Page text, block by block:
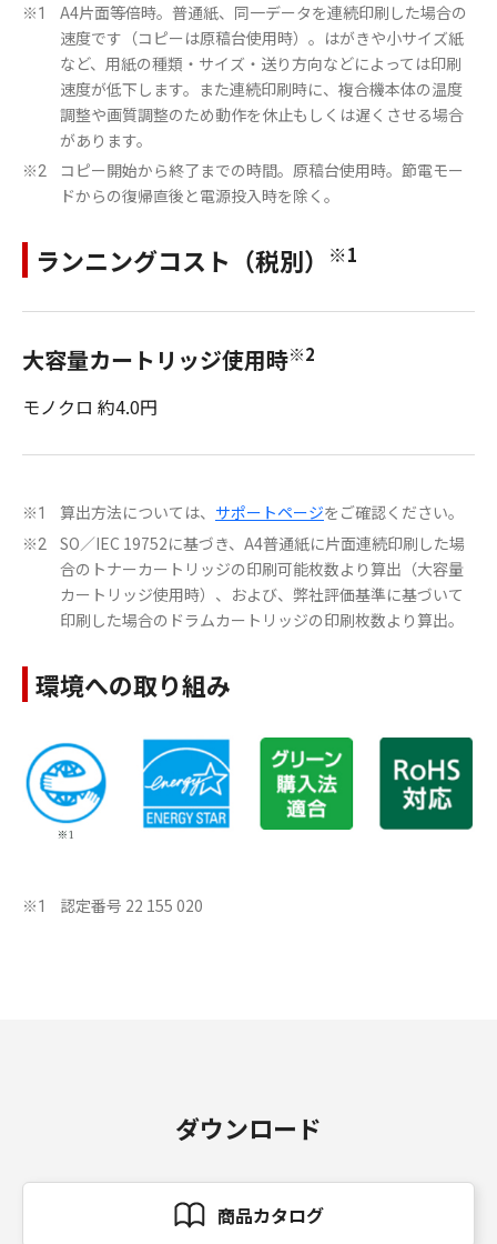
※1
A4片面等倍時。普通紙、同一データを連続印刷した場合の
速度です（コピーは原稿台使用時）。はがきや小サイズ紙
など、用紙の種類・サイズ・送り方向などによっては印刷
速度が低下します。また連続印刷時に、複合機本体の温度
調整や画質調整のため動作を休止もしくは遅くさせる場合
があります。
※2
コピー開始から終了までの時間。原稿台使用時。節電モー
ドからの復帰直後と電源投入時を除く。
ランニングコスト（税別） ※1
大容量カートリッジ使用時※2
モノクロ 約4.0円
※1 算出方法については、 サポートページをご確認ください。
※2
SO／IEC 19752に基づき、A4普通紙に片面連続印刷した場
合のトナーカートリッジの印刷可能枚数より算出（大容量
カートリッジ使用時）、および、弊社評価基準に基づいて
印刷した場合のドラムカートリッジの印刷枚数より算出。
環境への取り組み
※1 認定番号 22 155 020
ダウンロード
商品カタログ